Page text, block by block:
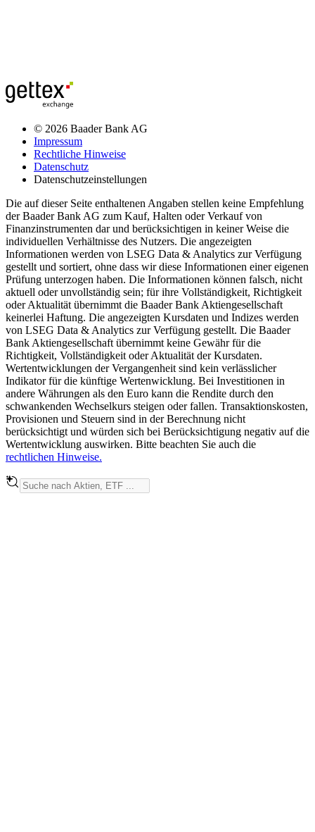
© 2026 Baader Bank AG
Impressum
Rechtliche Hinweise
Datenschutz
Datenschutzeinstellungen
Die auf dieser Seite enthaltenen Angaben stellen keine Empfehlung
der Baader Bank AG zum Kauf, Halten oder Verkauf von
Finanzinstrumenten dar und berücksichtigen in keiner Weise die
individuellen Verhältnisse des Nutzers. Die angezeigten
Informationen werden von LSEG Data & Analytics zur Verfügung
gestellt und sortiert, ohne dass wir diese Informationen einer eigenen
Prüfung unterzogen haben. Die Informationen können falsch, nicht
aktuell oder unvollständig sein; für ihre Vollständigkeit, Richtigkeit
oder Aktualität übernimmt die Baader Bank Aktiengesellschaft
keinerlei Haftung. Die angezeigten Kursdaten und Indizes werden
von LSEG Data & Analytics zur Verfügung gestellt. Die Baader
Bank Aktiengesellschaft übernimmt keine Gewähr für die
Richtigkeit, Vollständigkeit oder Aktualität der Kursdaten.
Wertentwicklungen der Vergangenheit sind kein verlässlicher
Indikator für die künftige Wertenwicklung. Bei Investitionen in
andere Währungen als den Euro kann die Rendite durch den
schwankenden Wechselkurs steigen oder fallen. Transaktionskosten,
Provisionen und Steuern sind in der Berechnung nicht
berücksichtigt und würden sich bei Berücksichtigung negativ auf die
Wertentwicklung auswirken. Bitte beachten Sie auch die
rechtlichen Hinweise.